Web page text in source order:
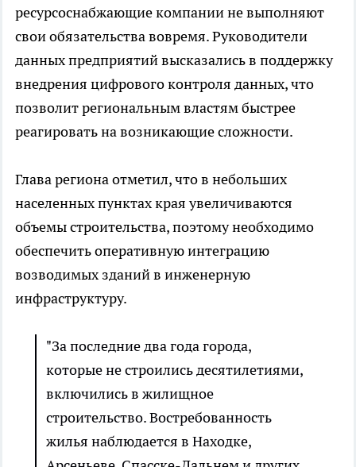
ресурсоснабжающие компании не выполняют
свои обязательства вовремя. Руководители
данных предприятий высказались в поддержку
внедрения цифрового контроля данных, что
позволит региональным властям быстрее
реагировать на возникающие сложности.
Глава региона отметил, что в небольших
населенных пунктах края увеличиваются
объемы строительства, поэтому необходимо
обеспечить оперативную интеграцию
возводимых зданий в инженерную
инфраструктуру.
"За последние два года города,
которые не строились десятилетиями,
включились в жилищное
строительство. Востребованность
жилья наблюдается в Находке,